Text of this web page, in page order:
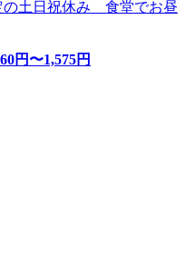
土日祝休み 食堂でお昼
円〜1,575円